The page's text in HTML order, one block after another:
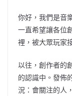
你好，我們是音
一直希望讓各位
裡，被大眾玩家
以往，創作者的
的認識中。發佈
況：會關注的人